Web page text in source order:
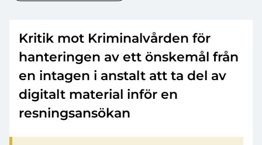
Kritik mot Kriminalvården för
hanteringen av ett önskemål från
en intagen i anstalt att ta del av
digitalt material inför en
resningsansökan